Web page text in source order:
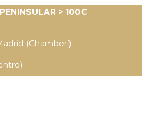
> 100€
(Chamberí)